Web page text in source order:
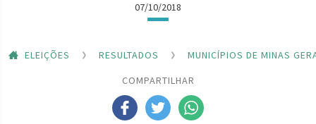
07/10/2018
ELEIÇÕES RESULTADOS
MUNICÍPIOS DE MINAS
COMPARTILHAR